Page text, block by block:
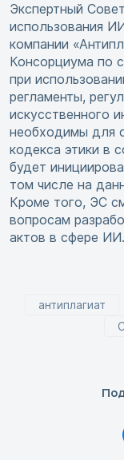
Экспертный
использования
компании
Консорциума по
при
регламенты,
искусственного
необходимы для
кодекса этики в
будет
том числе на
Кроме того, ЭС
вопросам
актов в сфере ИИ.
антиплагиат